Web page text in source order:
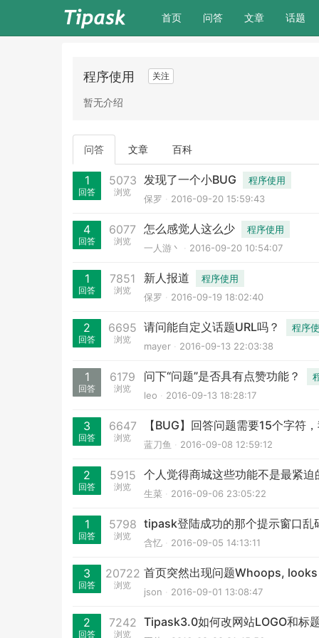
首页(current)
问答 文章 话题
程序使用 关注
暂无介绍
问答 文章 百科
1
回答
5073
浏览
发现了一个小BUG
程序使用
保罗
2016-09-20 15:59:43
4
回答
6077
浏览
怎么感觉人这么少
程序使用
一人游丶
2016-09-20 10:54:07
1
回答
7851
浏览
新人报道
程序使用
保罗
2016-09-19 18:02:40
2
回答
6695
浏览
请问能自定义话题URL吗？
程序
mayer
2016-09-13 22:03:38
1
回答
6179
浏览
问下“问题”是否具有点赞功能？
leo
2016-09-13 18:28:17
3
回答
6647
浏览
【BUG】回答问题需要15个字符
蓝刀鱼 2016-09-08 12:59:12
2
回答
5915
浏览
个人觉得商城这些功能不是最紧
生菜 2016-09-06 23:05:22
1
回答
5798
浏览
tipask登陆成功的那个提示窗口乱
含忆 2016-09-05 14:13:11
3
回答
20722
浏览
首页突然出现问题Whoops,
json 2016-09-01 13:08:47
2
回答
7242
浏览
Tipask3.0如何改网站LOGO和标